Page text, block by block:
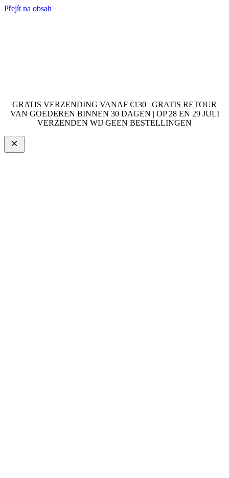
Přejít na obsah
GRATIS VERZENDING VANAF €130 | GRATIS RETOUR
VAN GOEDEREN BINNEN 30 DAGEN | OP 28 EN 29 JULI
VERZENDEN WIJ GEEN BESTELLINGEN